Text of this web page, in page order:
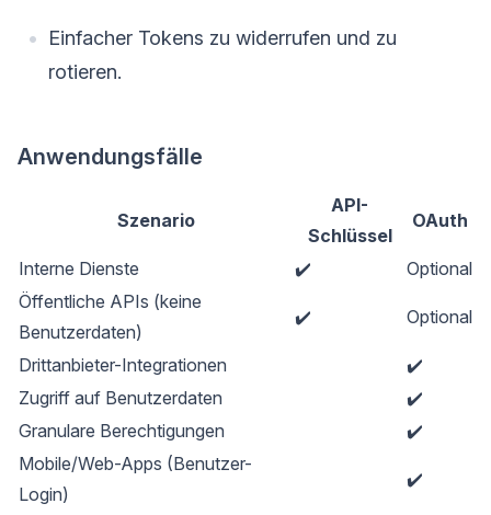
Einfacher Tokens zu widerrufen und zu
rotieren.
Anwendungsfälle
Szenario
API-
Schlüssel
OAuth
Interne Dienste ✔️
Optional
Öffentliche APIs (keine
Benutzerdaten)
✔️ Optional
Drittanbieter-Integrationen
✔️
Zugriff auf Benutzerdaten
✔️
Granulare Berechtigungen
✔️
Mobile/Web-Apps (Benutzer-
Login)
✔️